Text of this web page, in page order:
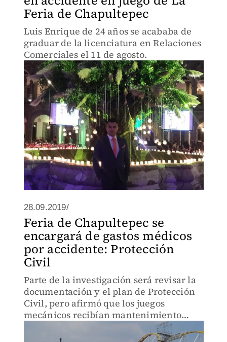
Feria de Chapultepec
Luis Enrique de 24 años se acababa de
graduar de la licenciatura en Relaciones
Comerciales el 11 de agosto.
28.09.2019/
Feria de Chapultepec se
encargará de gastos médicos
por accidente: Protección
Civil
Parte de la investigación será revisar la
documentación y el plan de Protección
Civil, pero afirmó que los juegos
mecánicos recibían mantenimiento